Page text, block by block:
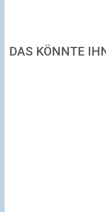
DAS KÖNNTE